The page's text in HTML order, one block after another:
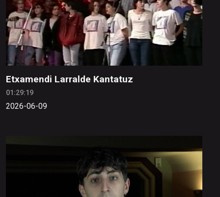
Etxamendi Larralde Kantatuz
01:29:19
2026-06-09